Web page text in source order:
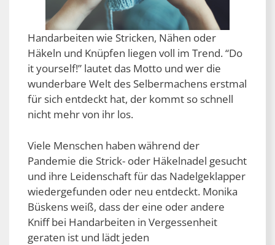
Handarbeiten wie Stricken, Nähen oder
Häkeln und Knüpfen liegen voll im Trend. “Do
it yourself!” lautet das Motto und wer die
wunderbare Welt des Selbermachens erstmal
für sich entdeckt hat, der kommt so schnell
nicht mehr von ihr los.
Viele Menschen haben während der
Pandemie die Strick- oder Häkelnadel gesucht
und ihre Leidenschaft für das Nadelgeklapper
wiedergefunden oder neu entdeckt. Monika
Büskens weiß, dass der eine oder andere
Kniff bei Handarbeiten in Vergessenheit
geraten ist und lädt jeden